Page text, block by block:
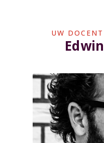
UW DOCENT